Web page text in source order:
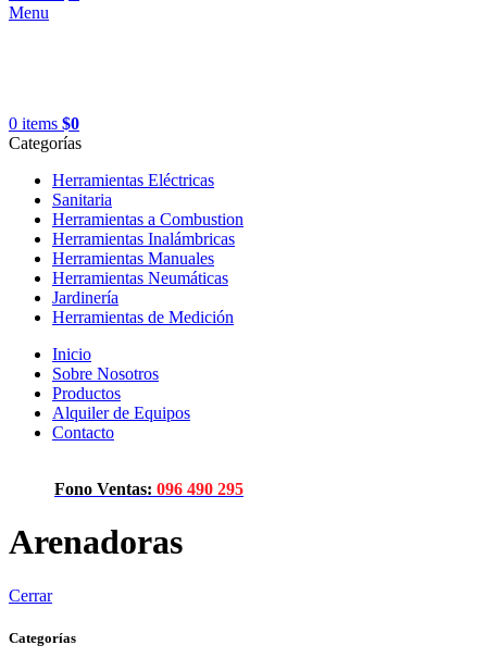
Menu
0 items $0
Categorías
Herramientas Eléctricas
Sanitaria
Herramientas a Combustion
Herramientas Inalámbricas
Herramientas Manuales
Herramientas Neumáticas
Jardinería
Herramientas de Medición
Inicio
Sobre Nosotros
Productos
Alquiler de Equipos
Contacto
Fono Ventas: 096 490 295
Arenadoras
Cerrar
Categorías